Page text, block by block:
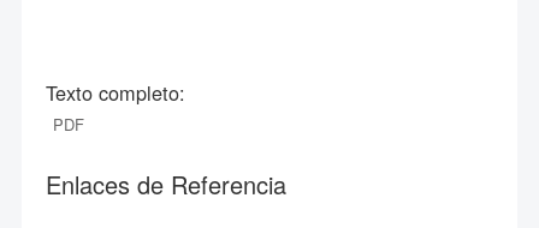
Texto completo:
PDF
Enlaces de Referencia